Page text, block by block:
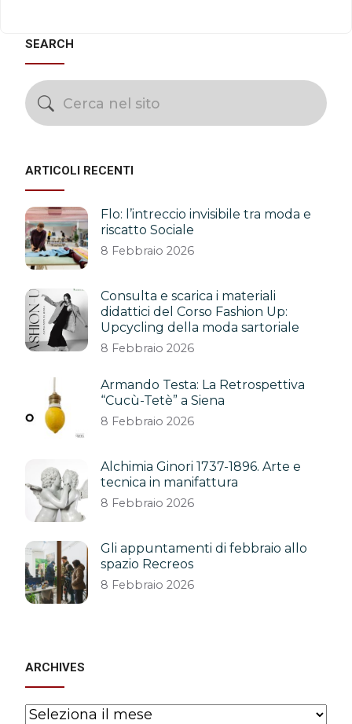
SEARCH
ARTICOLI RECENTI
Flo: l’intreccio invisibile tra moda e
riscatto Sociale
8 Febbraio 2026
Consulta e scarica i materiali
didattici del Corso Fashion Up:
Upcycling della moda sartoriale
8 Febbraio 2026
Armando Testa: La Retrospettiva
“Cucù-Tetè” a Siena
8 Febbraio 2026
Alchimia Ginori 1737-1896. Arte e
tecnica in manifattura
8 Febbraio 2026
Gli appuntamenti di febbraio allo
spazio Recreos
8 Febbraio 2026
ARCHIVES
Archives